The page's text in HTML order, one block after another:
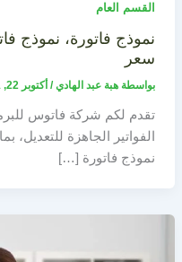
القسم العام
نموذج فاتورة، نموذج
سعر
بواسطة هبة عبد الهادي/ أكتوبر 22, 2021
تقدم لكم شركة فاتوس
الفواتير الجاهزة
نموذج فاتورة […]